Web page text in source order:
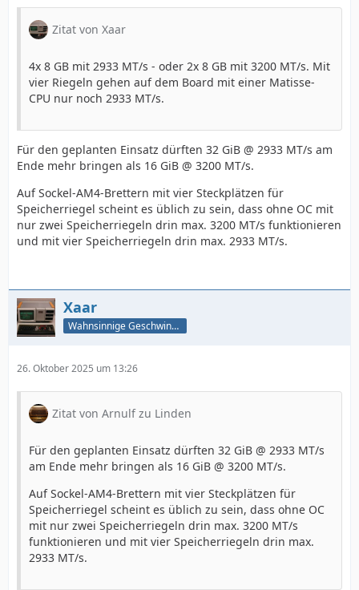
Zitat von Xaar
4x 8 GB mit 2933 MT/s - oder 2x 8 GB mit 3200 MT/s. Mit
vier Riegeln gehen auf dem Board mit einer Matisse-
CPU nur noch 2933 MT/s.
Für den geplanten Einsatz dürften 32 GiB @ 2933 MT/s am
Ende mehr bringen als 16 GiB @ 3200 MT/s.
Auf Sockel-AM4-Brettern mit vier Steckplätzen für
Speicherriegel scheint es üblich zu sein, dass ohne OC mit
nur zwei Speicherriegeln drin max. 3200 MT/s funktionieren
und mit vier Speicherriegeln drin max. 2933 MT/s.
Xaar
Wahnsinnige Geschwindigkeit - und los!
26. Oktober 2025 um 13:26
Zitat von Arnulf zu Linden
Für den geplanten Einsatz dürften 32 GiB @ 2933 MT/s
am Ende mehr bringen als 16 GiB @ 3200 MT/s.
Auf Sockel-AM4-Brettern mit vier Steckplätzen für
Speicherriegel scheint es üblich zu sein, dass ohne OC
mit nur zwei Speicherriegeln drin max. 3200 MT/s
funktionieren und mit vier Speicherriegeln drin max.
2933 MT/s.